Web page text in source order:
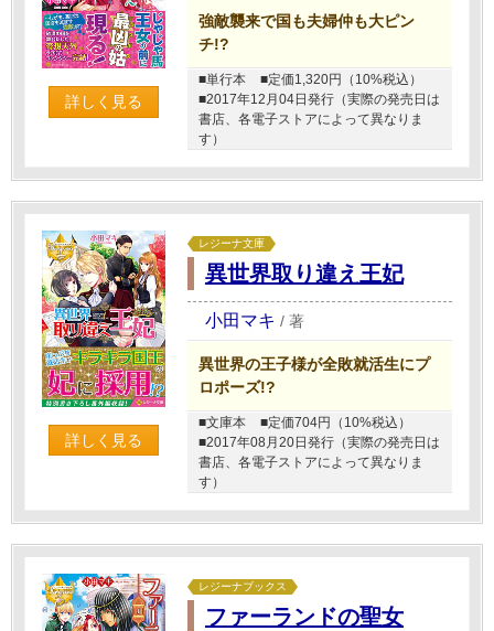
詳しく見る
強敵襲来で国も夫婦仲も大ピン
チ!?
■単行本
■定価1,320円（10%税込）
■2017年12月04日発行（実際の発売日は
書店、各電子ストアによって異なりま
す）
詳しく見る
レジーナ文庫
異世界取り違え王妃
小田マキ / 著
異世界の王子様が全敗就活生にプ
ロポーズ!?
■文庫本
■定価704円（10%税込）
■2017年08月20日発行（実際の発売日は
書店、各電子ストアによって異なりま
す）
レジーナブックス
ファーランドの聖女